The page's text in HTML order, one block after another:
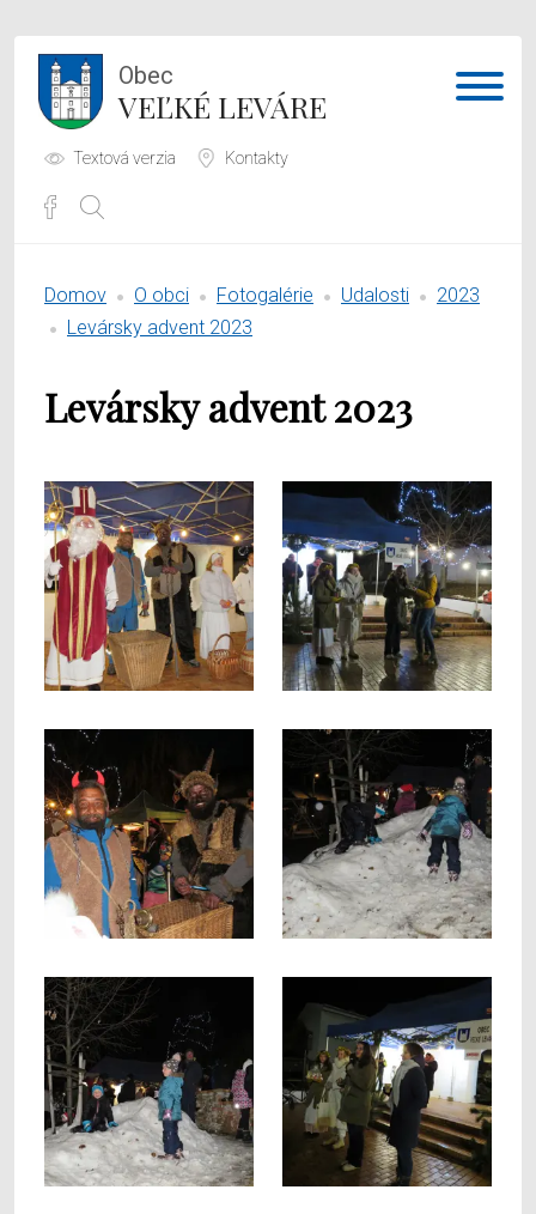
Obec
VEĽKÉ LEVÁRE
Textová verzia Kontakty
Samospráva
Domov O obci Fotogalérie Udalosti
2023
Levársky advent 2023
Levársky advent 2023